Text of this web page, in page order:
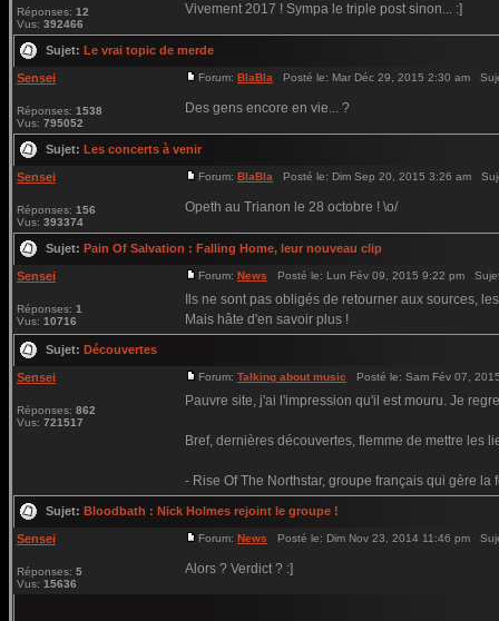
Réponses: 12
Vus: 392466
Vivement 2017 ! Sympa le triple post sinon... :]
Sujet: Le vrai topic de merde
Sensei
Réponses: 1538
Vus: 795052
Forum: BlaBla Posté le: Mar Déc 29, 2015 2:30 am
Des gens encore en vie... ?
Sujet: Les concerts à venir
Sensei
Réponses: 156
Vus: 393374
Forum: BlaBla Posté le: Dim Sep 20, 2015 3:26 am
Opeth au Trianon le 28 octobre ! \o/
Sujet: Pain Of Salvation : Falling Home, leur nouveau clip
Sensei
Réponses: 1
Vus: 10716
Forum: News Posté le: Lun Fév 09, 2015 9:22 pm
Ils ne sont pas obligés de retourner aux sources,
Mais hâte d'en savoir plus !
Sujet: Découvertes
Sensei
Réponses: 862
Vus: 721517
Forum: Talking about music Posté le: Sam Fév 07,
Pauvre site, j'ai l'impression qu'il est mouru. Je
Bref, dernières découvertes, flemme de mettre les
- Rise Of The Northstar, groupe français qui gère la
Sujet: Bloodbath : Nick Holmes rejoint le groupe !
Sensei
Réponses: 5
Vus: 15636
Forum: News Posté le: Dim Nov 23, 2014 11:46 pm
Alors ? Verdict ? :]